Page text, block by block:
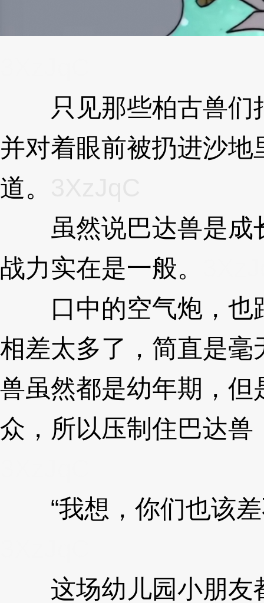
只见那些柏古兽们
并对着眼前被扔进沙
道。
虽然说巴达兽是成
战力实在是一般。
口中的空气炮，也
相差太多了，简直是
兽虽然都是幼年期，但
众，所以压制住巴达
“我想，你们也该差
这场幼儿园小朋友